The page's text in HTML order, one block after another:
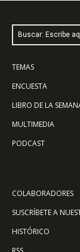
Buscar: Escribe
TEMAS
ENCUESTA
LIBRO DE LA
MULTIMEDIA
PODCAST
COLABORADORES
SUSCRÍBETE A
HISTÓRICO